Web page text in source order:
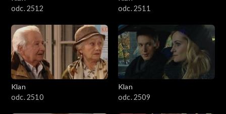
odc. 2512
odc. 2511
Klan
odc. 2510
Klan
odc. 2509